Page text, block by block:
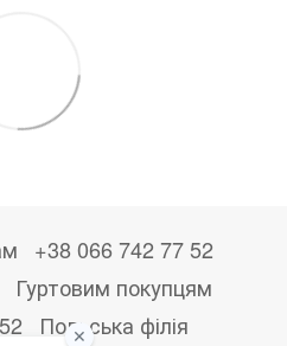
+38 066 742 77 52
Гуртовим покупцям
Польська філія